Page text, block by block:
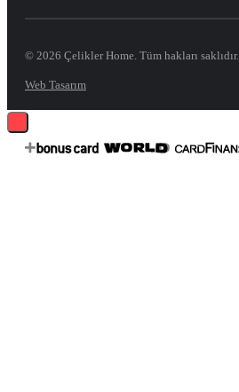
© 2026 Çelikler Home. Tüm hakları saklıdır.
Web Tasarım